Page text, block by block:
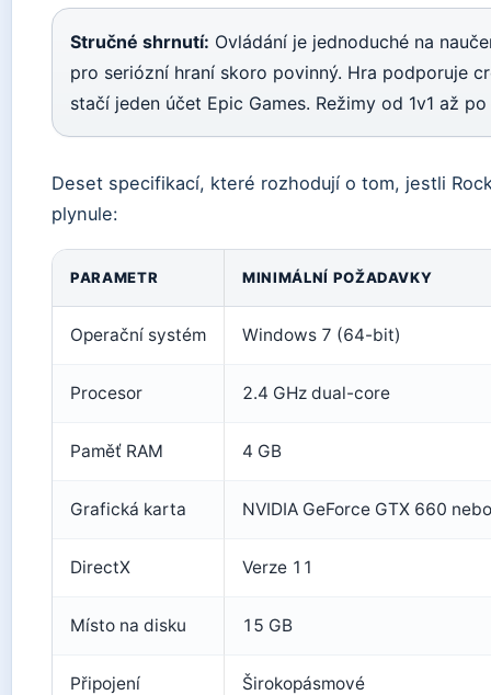
Stručné shrnutí: Ovládání je jednoduché na
pro seriózní hraní skoro povinný. Hra podporuje
stačí jeden účet Epic Games. Režimy od 1v1 až
Deset specifikací, které rozhodují o tom, jestli
plynule:
PARAMETR MINIMÁLNÍ POŽADAVKY
Operační systém Windows 7 (64-bit)
Procesor 2.4 GHz dual-core
Paměť RAM 4 GB
Grafická karta NVIDIA GeForce GTX 660
DirectX Verze 11
Místo na disku 15 GB
Připojení Širokopásmové